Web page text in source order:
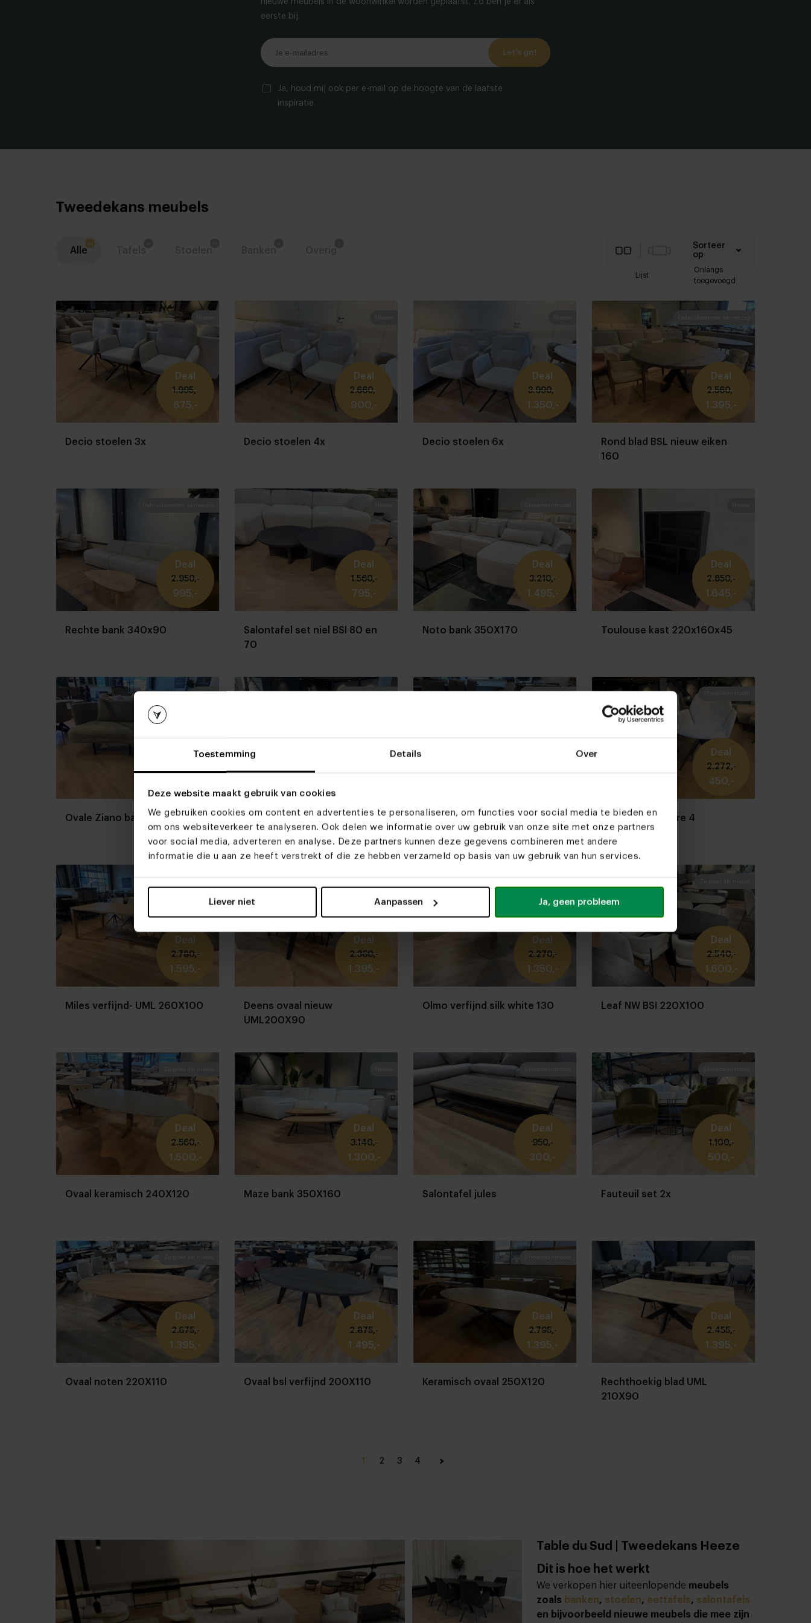
Toestemming Details Over
Deze website maakt gebruik van cookies
We gebruiken cookies om content en advertenties te personaliseren, om functies voor social media te bieden en
om ons websiteverkeer te analyseren. Ook delen we informatie over uw gebruik van onze site met onze partners
voor social media, adverteren en analyse. Deze partners kunnen deze gegevens combineren met andere
informatie die u aan ze heeft verstrekt of die ze hebben verzameld op basis van uw gebruik van hun services.
Liever niet Aanpassen Ja, geen probleem
nieuwe meubels in de woonwinkel worden geplaatst. Zo ben je er als
eerste bij.
Let's go!
Ja, houd mij ook per e-mail op de hoogte van de laatste
inspiratie.
Tweedekans meubels
Alle
Lijst
Sorteer
op
Onlangs
toegevoegd
Deal
1.995,-
675,-
Decio stoelen 3x
Deal
2.660,-
900,-
Decio stoelen 4x
Deal
3.990,-
1.350,-
Decio stoelen 6x
Deal
2.560,-
1.395,-
Rond blad BSL nieuw eiken
160
Deal
2.950,-
995,-
Rechte bank 340x90
Deal
1.560,-
795,-
Salontafel set niel BSI 80 en
70
Deal
3.210,-
1.495,-
Noto bank 350X170
Deal
2.850,-
1.645,-
Toulouse kast 220x160x45
Nieuw
Deal
Ovale Ziano bank 210
Zo goed als nieuw
Lou eetkamer bank 290X170
Showroommodel
4X mood95 mango beige
Deal
2.272,-
450,-
3X mood 95 noire 4
Deal
2.780,-
1.595,-
Miles verfijnd- UML 260X100
Deal
2.360,-
1.395,-
Deens ovaal nieuw
UML200X90
Deal
2.270,-
1.350,-
Olmo verfijnd silk white 130
Deal
2.540,-
1.600,-
Leaf NW BSI 220X100
Deal
2.560,-
1.500,-
Ovaal keramisch 240X120
Deal
3.140,-
1.300,-
Maze bank 350X160
Deal
950,-
300,-
Salontafel jules
Deal
1.100,-
500,-
Fauteuil set 2x
Deal
2.675,-
1.395,-
Ovaal noten 220X110
Deal
2.875,-
1.495,-
Ovaal bsl verfijnd 200X110
Deal
2.795,-
1.395,-
Keramisch ovaal 250X120
Deal
2.455,-
1.395,-
Rechthoekig blad UML
210X90
1 2 3 4
Table du Sud | Tweedekans Heeze
Dit is hoe het werkt
We verkopen hier uiteenlopende meubels
zoals banken, stoelen, eettafels, salontafels
en bijvoorbeeld nieuwe meubels die mee zijn